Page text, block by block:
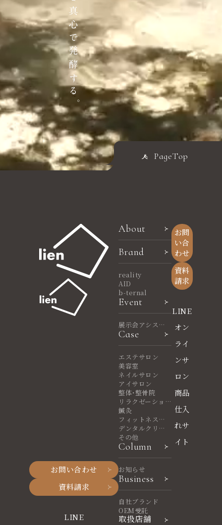
PageTop
お問い合わせ
資料請求
LINE
About
Brand
reality
AID
b-ternal
Event
展示会アシスタ
ント
Case
エステサロン
美容室
ネイルサロン
アイサロン
整体・整骨院
リラクゼーショ
ンサロン
鍼灸
フィットネスヨ
ガ
デンタルクリニ
ック
その他
Column
お知らせ
Business
自社ブランド
OEM受託
取扱店舗
お問
い合
わせ
資料
請求
LINE
オン
ライ
ンサ
ロン
商品
仕入
れサ
イト